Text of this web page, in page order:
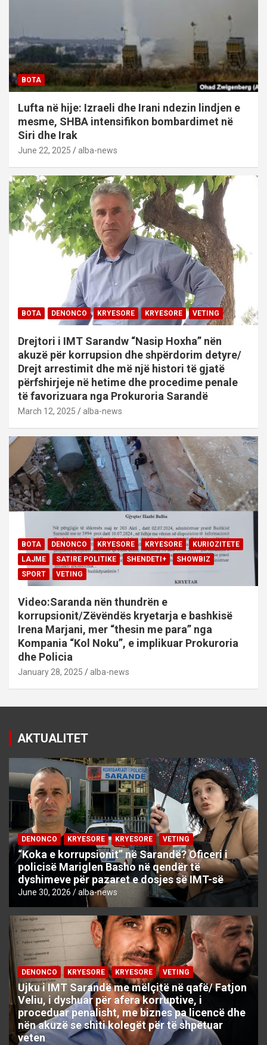
BOTA
Lufta në hije: Izraeli dhe Irani ndezin lindjen e
mesme, SHBA intensifikon bombardimet në
Siri dhe Irak
June 22, 2025 alba-news
BOTA DENONCO KRYESORE KRYESORE VETING
Drejtori i IMT Sarandw “Nasip Hoxha” nën
akuzë për korrupsion dhe shpërdorim detyre/
Drejt arrestimit dhe më një histori të gjatë
përfshirjeje në hetime dhe procedime penale
të favorizuara nga Prokuroria Sarandë
March 12, 2025 alba-news
BOTA DENONCO KRYESORE KRYESORE
KURIOZITETE
LAJME
SATIRE POLITIKE SHENDETI+
SHOWBIZ
SPORT
VETING
Video:Saranda nën thundrën e
korrupsionit/Zëvëndës kryetarja e bashkisë
Irena Marjani, mer “thesin me para” nga
Kompania “Kol Noku”, e implikuar Prokuroria
dhe Policia
January 28, 2025 alba-news
AKTUALITET
DENONCO KRYESORE KRYESORE VETING
“Koka e korrupsionit” në Sarandë? Oficeri i
policisë Mariglen Basho në qendër të
dyshimeve për pazaret e dosjes së IMT-së
June 30, 2026 alba-news
DENONCO KRYESORE KRYESORE VETING
Ujku i IMT Sarandë me mëlçitë në qafë/ Fatjon
Veliu, i dyshuar për afera korruptive, i
proceduar penalisht, me biznes pa licencë dhe
nën akuzë se shiti kolegët për të shpëtuar
veten